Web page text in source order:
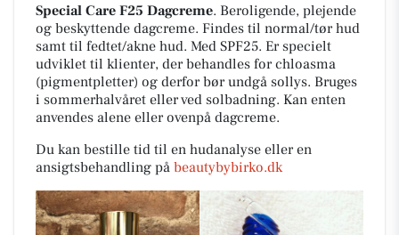
Special Care F25 Dagcreme. Beroligende, plejende
og beskyttende dagcreme. Findes til normal/tør hud
samt til fedtet/akne hud. Med SPF25. Er specielt
udviklet til klienter, der behandles for chloasma
(pigmentpletter) og derfor bør undgå sollys. Bruges
i sommerhalvåret eller ved solbadning. Kan enten
anvendes alene eller ovenpå dagcreme.
Du kan bestille tid til en hudanalyse eller en
ansigtsbehandling på beautybybirko.dk